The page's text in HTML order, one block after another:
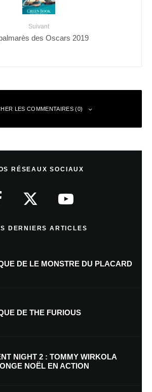
Suivant
des Oscars 2019
LES COMMENTAIRES (0)
RÉSEAUX SOCIAUX
DERNIERS ARTICLES
DE LE MONSTRE DU PLACARD
DE THE FURIOUS
NIGHT 2 : TOMMY WIRKOLA
NOËL EN ACTION